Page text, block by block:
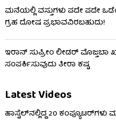
ಮನೆಯಲ್ಲಿ ವಸ್ತುಗಳು ಪದೇ ಪದೇ
ಗ್ರಹ ದೋಷ ಪ್ರಭಾವವಿರಬಹುದು!
ಇರಾನ್ ಸುಪ್ರೀಂ ಲೀಡರ್ ಮೊಜ್ತಬಾ
ಸಂಪರ್ಕಿಸುವುದು ತೀರಾ ಕಷ್ಟ
Latest Videos
ಹಾಸ್ಟೆಲ್‌ನಲ್ಲಿದ್ದ 20